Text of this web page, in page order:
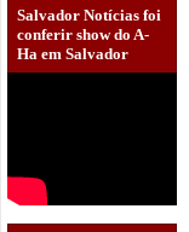
Salvador Notícias foi
conferir show do A-
Ha em Salvador